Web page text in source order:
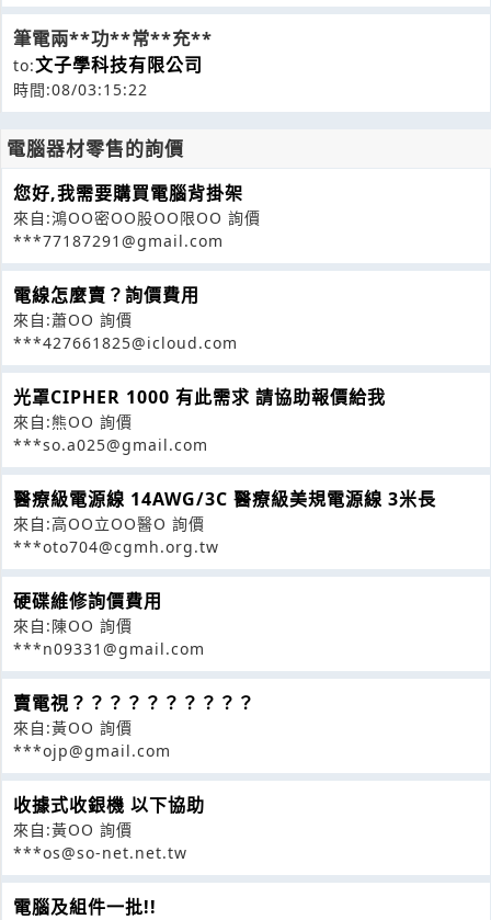
筆電兩**功**常**充**
to:文子學科技有限公司
時間:08/03:15:22
電腦器材零售的詢價
您好,我需要購買電腦背掛架
來自:鴻OO密OO股OO限OO 詢價
***77187291@gmail.com
電線怎麼賣？詢價費用
來自:蕭OO 詢價
***427661825@icloud.com
光罩CIPHER 1000 有此需求 請協助報價給我
來自:熊OO 詢價
***so.a025@gmail.com
醫療級電源線 14AWG/3C 醫療級美規電源線 3米長
來自:高OO立OO醫O 詢價
***oto704@cgmh.org.tw
硬碟維修詢價費用
來自:陳OO 詢價
***n09331@gmail.com
賣電視？？？？？？？？？？
來自:黃OO 詢價
***ojp@gmail.com
收據式收銀機 以下協助
來自:黃OO 詢價
***os@so-net.net.tw
電腦及組件一批!!